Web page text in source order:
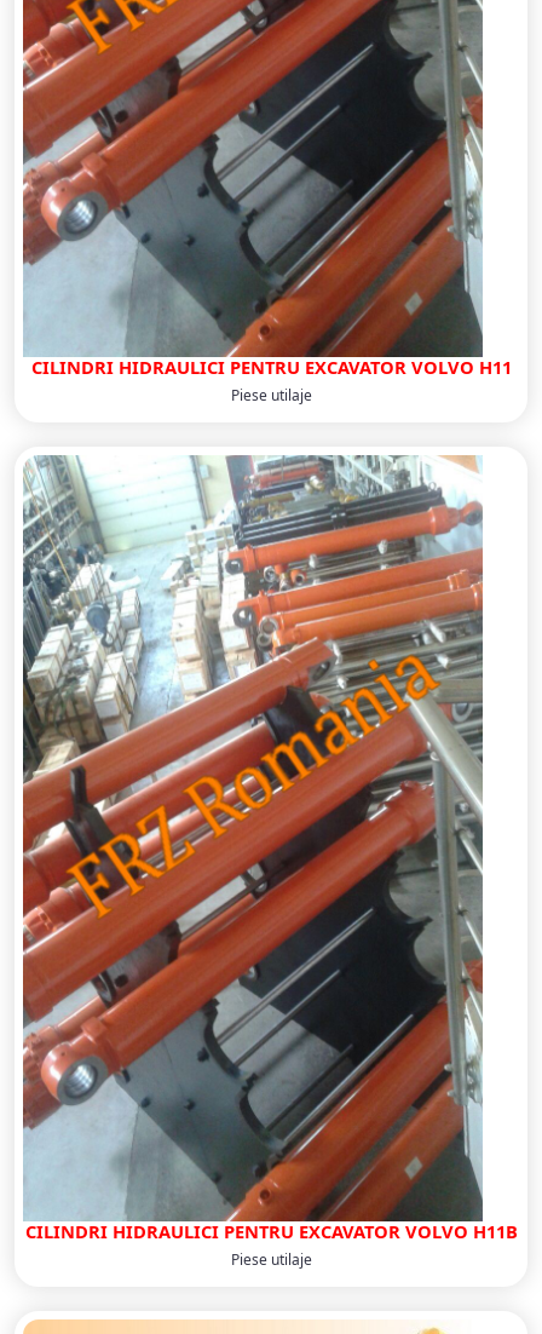
CILINDRI HIDRAULICI PENTRU EXCAVATOR VOLVO H11
Piese utilaje
CILINDRI HIDRAULICI PENTRU EXCAVATOR VOLVO H11B
Piese utilaje